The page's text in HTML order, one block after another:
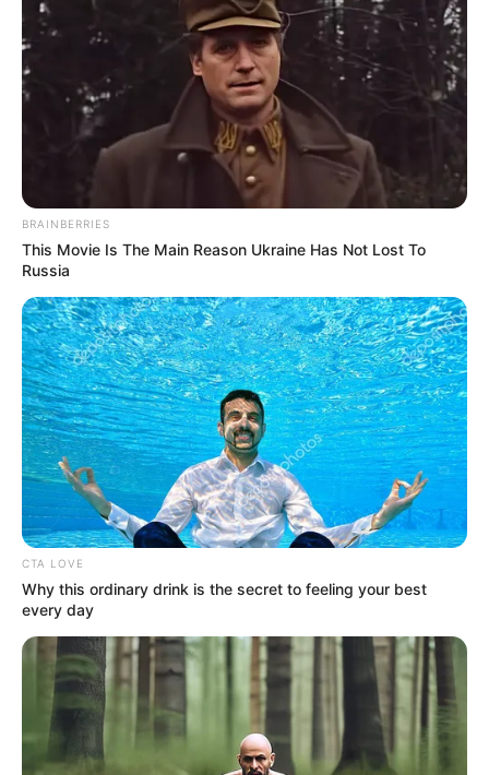
BRAINBERRIES
This Movie Is The Main Reason Ukraine Has Not Lost To
Russia
CTA LOVE
Why this ordinary drink is the secret to feeling your best
every day